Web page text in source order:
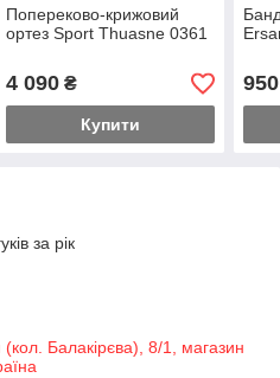
Попереково-крижовий
ортез Sport Thuasne 0361
4 090₴
Купити
950
за рік
Балакірєва), 8/1, магазин